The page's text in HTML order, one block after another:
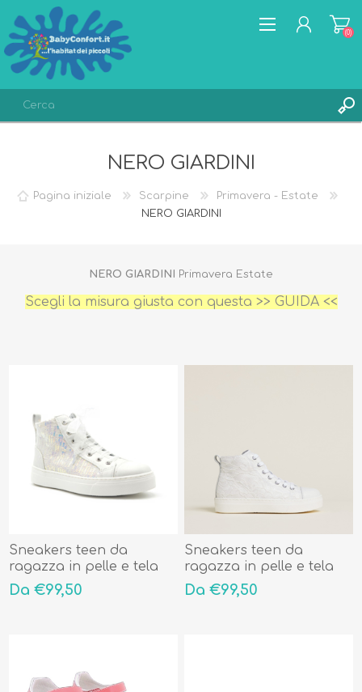
(0)
NERO GIARDINI
Pagina iniziale Scarpine
Primavera - Estate
NERO GIARDINI
NERO GIARDINI Primavera Estate
Scegli la misura giusta con questa >> GUIDA<<
Sneakers teen da
ragazza in pelle e tela
E432892F726
Da €99,50
Sneakers teen da
ragazza in pelle e tela
E432894F707
Da €99,50